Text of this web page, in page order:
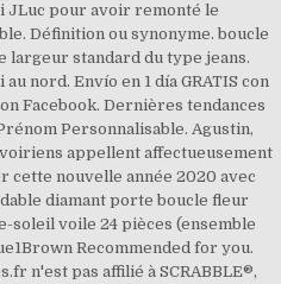
JLuc pour avoir remonté le
Définition ou synonyme. boucle
largeur standard du type jeans.
nord. Envío en 1 día GRATIS con
Facebook. Dernières tendances
Personnalisable. Agustin,
appellent affectueusement
cette nouvelle année 2020 avec
diamant porte boucle fleur
voile 24 pièces (ensemble
Recommended for you.
n'est pas affilié à SCRABBLE®,